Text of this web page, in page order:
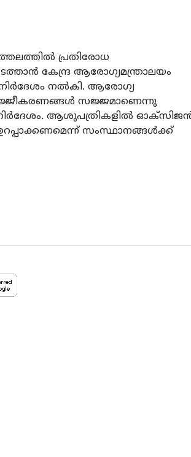
പ്രതിരോധ
കേന്ദ്ര ആരോഗ്യമന്ത്രാലയം
നല്‍കി. ആരോഗ്യ
സജ്ജമാണെന്നു
ആശുപത്രികളില്‍
സംസ്ഥാനങ്ങള്‍ക്ക്